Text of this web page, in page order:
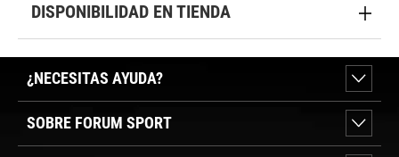
DISPONIBILIDAD EN TIENDA
¿NECESITAS AYUDA?
SOBRE FORUM SPORT